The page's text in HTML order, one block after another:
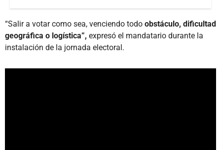
“Salir a votar como sea, venciendo todo obstáculo, dificultad
geográfica o logística”, expresó el mandatario durante la
instalación de la jornada electoral.